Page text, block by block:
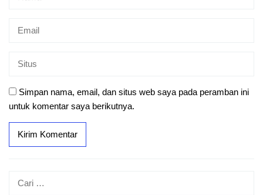
Simpan nama, email, dan situs web saya pada peramban ini
untuk komentar saya berikutnya.